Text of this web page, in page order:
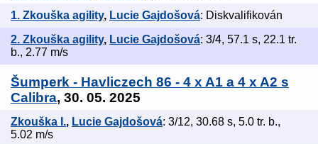
1. Zkouška agility, Lucie Gajdošová: Diskvalifikován
2. Zkouška agility, Lucie Gajdošová: 3/4, 57.1 s, 22.1 tr.
b., 2.77 m/s
Šumperk - Havliczech 86 - 4 x A1 a 4 x A2 s
Calibra, 30. 05. 2025
Zkouška I., Lucie Gajdošová: 3/12, 30.68 s, 5.0 tr. b.,
5.02 m/s